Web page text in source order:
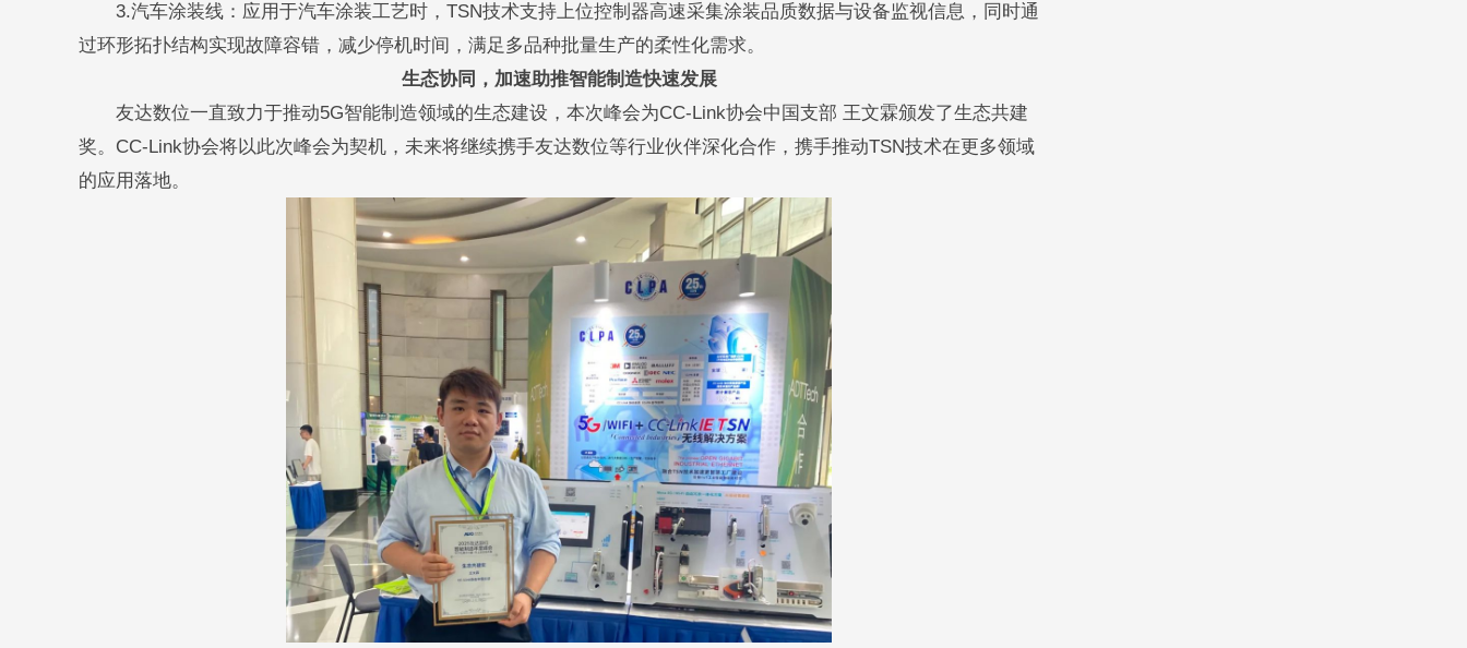
3.汽车涂装线：应用于汽车涂装工艺时，TSN技术支持上位控制器高速采集涂装品质数据与设备监视信息，同时通
过环形拓扑结构实现故障容错，减少停机时间，满足多品种批量生产的柔性化需求。
生态协同，加速助推智能制造快速发展
友达数位一直致力于推动5G智能制造领域的生态建设，本次峰会为CC-Link协会中国支部 王文霖颁发了生态共建
奖。CC-Link协会将以此次峰会为契机，未来将继续携手友达数位等行业伙伴深化合作，携手推动TSN技术在更多领域
的应用落地。